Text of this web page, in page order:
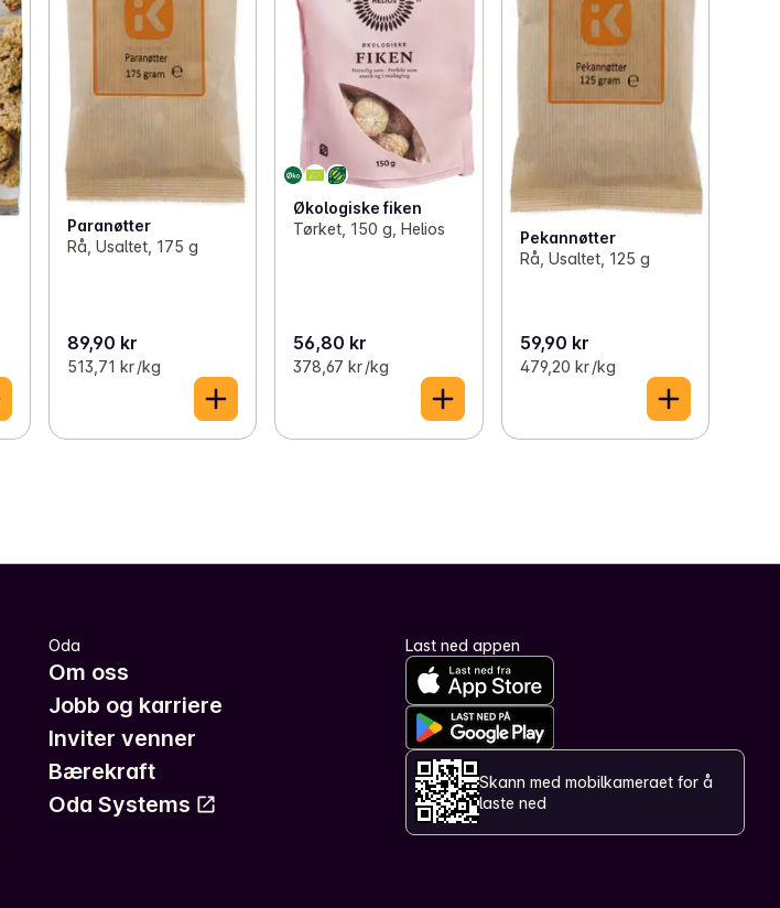
Paranøtter
Rå, Usaltet, 175 g
89,90 kr
513,71 kr /kg
Økologiske fiken
Tørket, 150 g, Helios
56,80 kr
378,67 kr /kg
Pekannøtter
Rå, Usaltet, 125 g
59,90 kr
479,20 kr /kg
Oda
Om oss
Jobb og karriere
Inviter venner
Bærekraft
Oda Systems
Last ned appen
Skann med mobilkameraet for å
laste ned